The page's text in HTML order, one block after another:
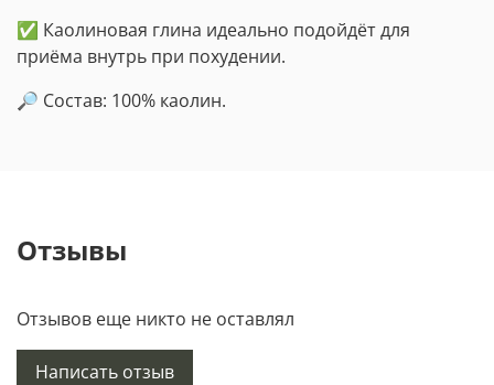
✅ Каолиновая глина идеально подойдёт для
приёма внутрь при похудении.
🔎 Состав: 100% каолин.
Отзывы
Отзывов еще никто не оставлял
Написать отзыв